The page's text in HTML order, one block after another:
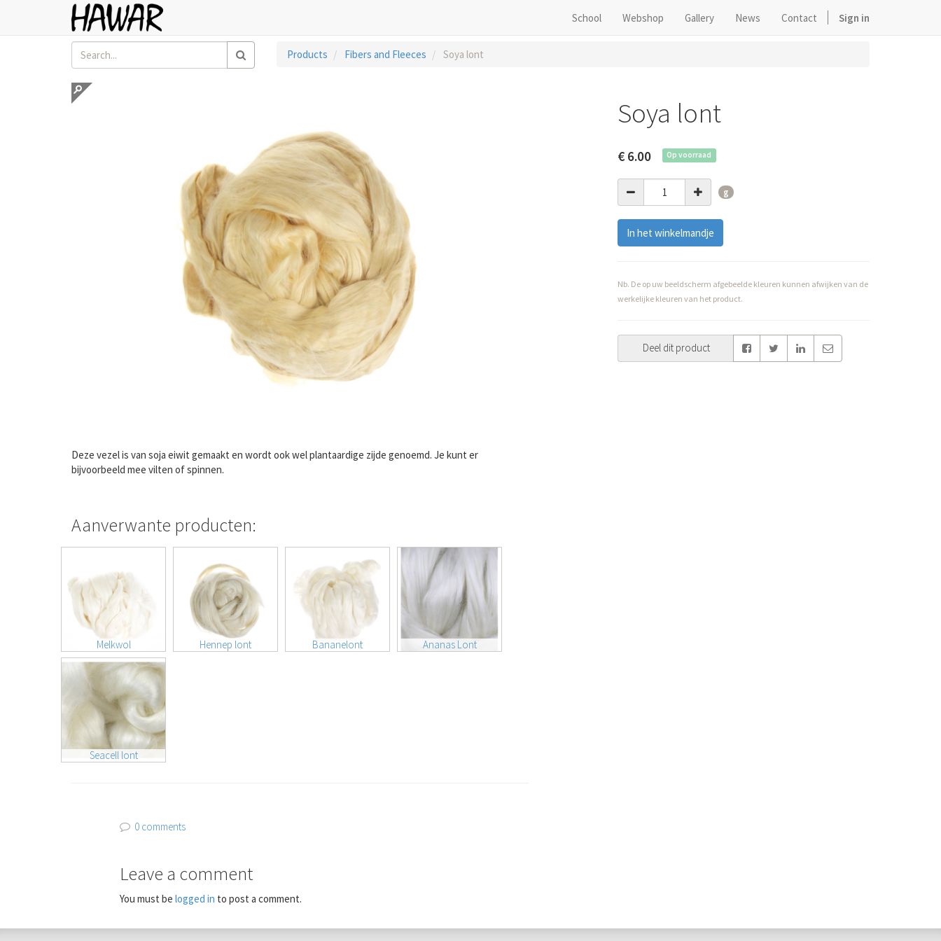
School Webshop Gallery News Contact Sign in
Products Fibers and Fleeces Soya lont
Soya lont
€ 6.00 Op voorraad
g
In het winkelmandje
Nb. De op uw beeldscherm afgebeelde kleuren kunnen afwijken van de
werkelijke kleuren van het product.
Deel dit product
Deze vezel is van soja eiwit gemaakt en wordt ook wel plantaardige zijde genoemd. Je kunt er
bijvoorbeeld mee vilten of spinnen.
Aanverwante producten:
Melkwol Hennep lont Bananelont Ananas Lont
Seacell lont
0 comments
Leave a comment
You must belogged in to post a comment.